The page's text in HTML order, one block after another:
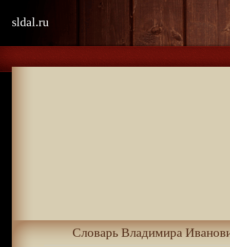
sldal.ru
Словарь Владимира